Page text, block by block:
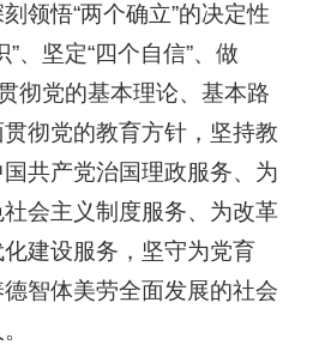
领悟“两个确立”的决定性
、坚定“四个自信”、做
彻党的基本理论、基本路
彻党的教育方针，坚持教
共产党治国理政服务、为
会主义制度服务、为改革
建设服务，坚守为党育
智体美劳全面发展的社会